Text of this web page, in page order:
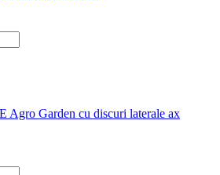
Agro Garden cu discuri laterale ax